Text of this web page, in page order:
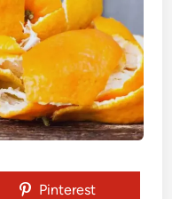
Pinterest